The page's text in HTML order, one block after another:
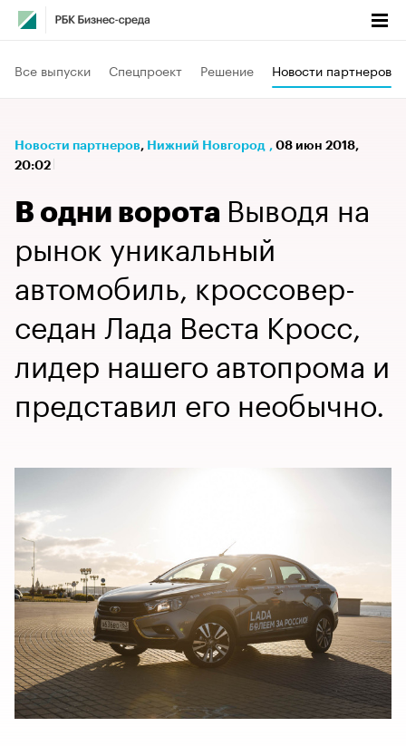
Все выпуски Спецпроект Решение Новости партнеров
Новости партнеров⁠, Нижний Новгород , 08 июн 2018,
20:02
В одни ворота Выводя на
рынок уникальный
автомобиль, кроссовер-
седан Лада Веста Кросс,
лидер нашего автопрома и
представил его необычно.